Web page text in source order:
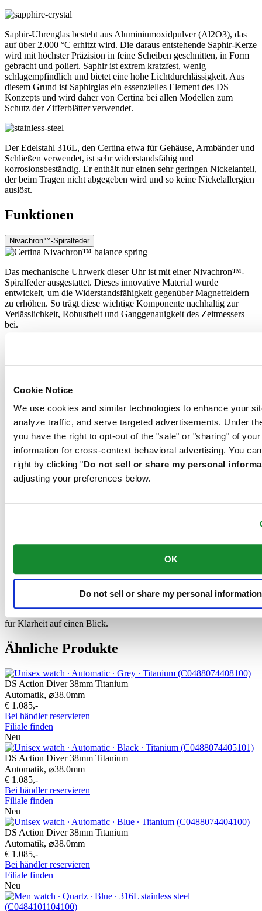
Cookie Notice
We use cookies and similar technologies to enhance your
analyze traffic, and serve targeted advertisements. Under
you have the right to opt-out of the "sale" or "sharing" of
information for cross-context behavioral advertising. You
right by clicking "Do not sell or share my personal
adjusting your preferences below.
OK
Do not sell or share my personal information
Saphir-Uhrenglas besteht aus Aluminiumoxidpulver (Al2O3), das
auf über 2.000 °C erhitzt wird. Die daraus entstehende Saphir-Kerze
wird mit höchster Präzision in feine Scheiben geschnitten, in Form
gebracht und poliert. Saphir ist extrem kratzfest, wenig
schlagempfindlich und bietet eine hohe Lichtdurchlässigkeit. Aus
diesem Grund ist Saphirglas ein essenzielles Element des DS
Konzepts und wird daher von Certina bei allen Modellen zum
Schutz der Zifferblätter verwendet.
Der Edelstahl 316L, den Certina etwa für Gehäuse, Armbänder und
Schließen verwendet, ist sehr widerstandsfähig und
korrosionsbeständig. Er enthält nur einen sehr geringen Nickelanteil,
der beim Tragen nicht abgegeben wird und so keine Nickelallergien
auslöst.
Funktionen
Nivachron™-Spiralfeder
Das mechanische Uhrwerk dieser Uhr ist mit einer Nivachron™-
Spiralfeder ausgestattet. Dieses innovative Material wurde
entwickelt, um die Widerstandsfähigkeit gegenüber Magnetfeldern
zu erhöhen. So trägt diese wichtige Komponente nachhaltig zur
Verlässlichkeit, Robustheit und Ganggenauigkeit des Zeitmessers
bei.
geschlagen hat, kann bei diesem Modell ganz einfach eine zweite
von den regulären Minuten- und Stundenzeigern bedienen und sorgt
für Klarheit auf einen Blick.
Nivachron™-Spiralfeder
GMT
Wer wissen will, was die Uhr auf der anderen Seite der Erdkugel
geschlagen hat, kann bei diesem Modell ganz einfach eine zweite
von den regulären Minuten- und Stundenzeigern bedienen und sorgt
für Klarheit auf einen Blick.
Ähnliche Produkte
DS Action Diver 38mm Titanium
Automatik, ⌀38.0mm
€ 1.085,-
Bei händler reservieren
Filiale finden
Neu
DS Action Diver 38mm Titanium
Automatik, ⌀38.0mm
€ 1.085,-
Bei händler reservieren
Filiale finden
Neu
DS Action Diver 38mm Titanium
Automatik, ⌀38.0mm
€ 1.085,-
Bei händler reservieren
Filiale finden
Neu